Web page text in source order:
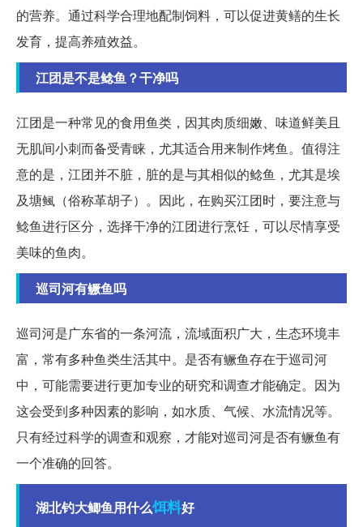
的营养。通过科学合理地配制饲料，可以促进黄鳝的生长
发育，提高养殖效益。
江团是不是鲶鱼？干净吗
江团是一种常见的食用鱼类，因其肉质细嫩、味道鲜美且
无肌间小刺而备受青睐，尤其适合用来制作烤鱼。值得注
意的是，江团并不脏，脏的是与其相似的鲶鱼，尤其是埃
及塘鲺（俗称革胡子）。因此，在购买江团时，要注意与
鲶鱼进行区分，选择干净的江团进行烹饪，可以尽情享受
美味的鱼肉。
巡司河有鳜鱼吗
巡司河是广东省的一条河流，流域面积广大，生态环境丰
富，常有多种鱼类生活其中。是否有鳜鱼存在于巡司河
中，可能需要进行更加专业的研究和调查才能确定。因为
这会受到多种因素的影响，如水质、气候、水流情况等。
只有经过科学的调查和观察，才能对巡司河是否有鳜鱼有
一个准确的回答。
湖北钓大鲫鱼用什么饵料好